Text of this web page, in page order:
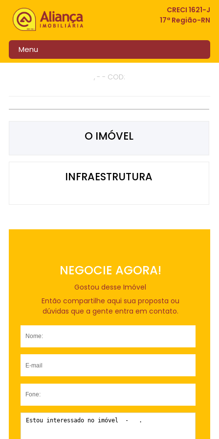
CRECI 1621-J
17ª Região-RN
Menu
, - - COD:
O IMÓVEL
INFRAESTRUTURA
NEGOCIE AGORA!
Gostou desse Imóvel
Então compartilhe aqui sua proposta ou
dúvidas que a gente entra em contato.